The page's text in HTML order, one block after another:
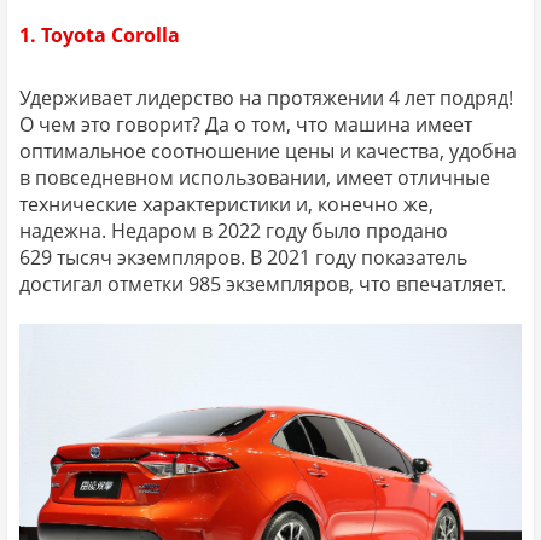
1. Toyota Corolla
Удерживает лидерство на протяжении 4 лет подряд!
О чем это говорит? Да о том, что машина имеет
оптимальное соотношение цены и качества, удобна
в повседневном использовании, имеет отличные
технические характеристики и, конечно же,
надежна. Недаром в 2022 году было продано
629 тысяч экземпляров. В 2021 году показатель
достигал отметки 985 экземпляров, что впечатляет.